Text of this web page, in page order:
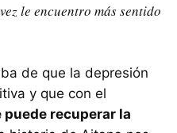
le encuentro más sentido
de que la depresión
y que con el
recuperar la